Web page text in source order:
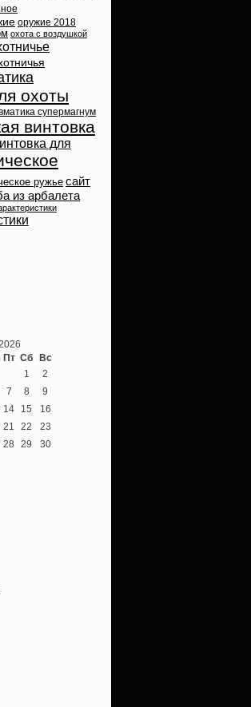
оружие 2018
охота с воздушкой
охоты
супермагнум
винтовка
для
ружье сайт
из арбалета
Пт Сб Вс
1
2
7 8
9
14 15
16
21 22
23
28 29
30